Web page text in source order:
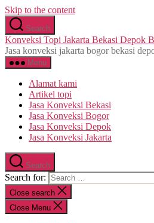
Skip to the content
Search
Konveksi Topi Jakarta Bekasi Depok
Jasa konveksi jakarta bogor bekasi
Menu
Alamat kami
Artikel topi
Jasa Konveksi Bekasi
Jasa Konveksi Bogor
Jasa Konveksi Depok
Jasa Konveksi Jakarta
Search
Search for:
Close search
Close Menu